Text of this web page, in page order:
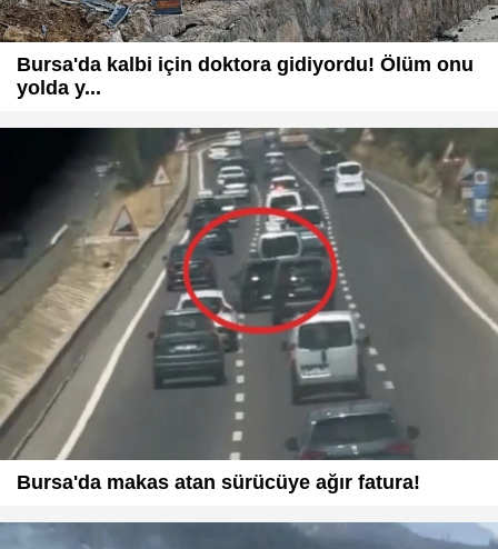
Bursa'da kalbi için doktora gidiyordu! Ölüm onu
yolda y...
Bursa'da makas atan sürücüye ağır fatura!